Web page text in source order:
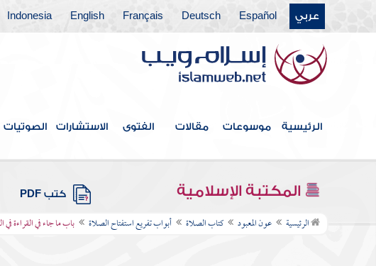
عربي Español
Deutsch
Français
English
Indonesia
الرئيسية موسوعات مقالات الفتوى الاستشارات الصوتيات
المكتبة الإسلامية كتب PDF
الرئيسية عون المعبود كتاب الصلاة أبواب تفريع استفتاح الصلاة باب ما جاء في القراءة في
كتاب الجهاد
كتاب الضحايا
كتاب الصيد
كتاب الخراج والإمارة والفيء